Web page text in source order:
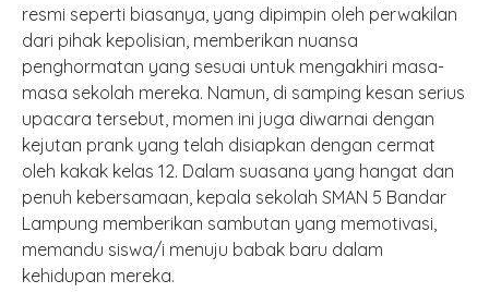
resmi seperti biasanya, yang dipimpin oleh perwakilan
dari pihak kepolisian, memberikan nuansa
penghormatan yang sesuai untuk mengakhiri masa-
masa sekolah mereka. Namun, di samping kesan serius
upacara tersebut, momen ini juga diwarnai dengan
kejutan prank yang telah disiapkan dengan cermat
oleh kakak kelas 12. Dalam suasana yang hangat dan
penuh kebersamaan, kepala sekolah SMAN 5 Bandar
Lampung memberikan sambutan yang memotivasi,
memandu siswa/i menuju babak baru dalam
kehidupan mereka.